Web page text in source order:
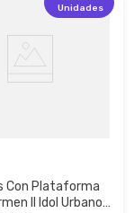
Unidades
Con Plataforma
II Idol Urbano